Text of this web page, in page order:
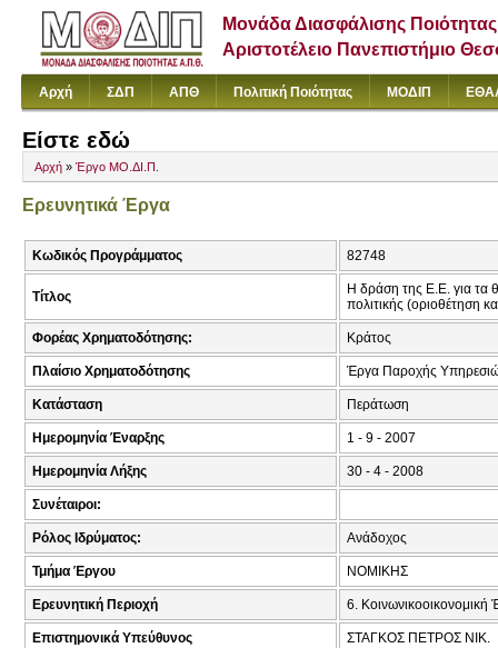
Μονάδα Διασφάλισης Ποιότητας
Αριστοτέλειο Πανεπιστήμιο
Αρχή ΣΔΠ ΑΠΘ Πολιτική Ποιότητας ΜΟΔΙΠ
Είστε εδώ
Αρχή » Έργο ΜΟ.ΔΙ.Π.
Ερευνητικά Έργα
Κωδικός Προγράμματος 82748
Τίτλος
Η δράση της Ε.Ε. για τα
πολιτικής (οριοθέτηση
Φορέας Χρηματοδότησης: Κράτος
Πλαίσιο Χρηματοδότησης Έργα Παροχής
Κατάσταση Περάτωση
Ημερομηνία Έναρξης 1 - 9 - 2007
Ημερομηνία Λήξης 30 - 4 - 2008
Συνέταιροι:
Ρόλος Ιδρύματος: Ανάδοχος
Τμήμα Έργου ΝΟΜΙΚΗΣ
Ερευνητική Περιοχή 6. Κοινωνικοοικονομική
Επιστημονικά Υπεύθυνος ΣΤΑΓΚΟΣ ΠΕΤΡΟΣ ΝΙΚ.